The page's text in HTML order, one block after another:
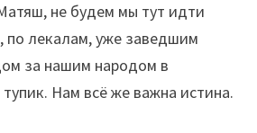
не будем мы тут идти
по лекалам, уже заведшим
за нашим народом в
Нам всё же важна истина.